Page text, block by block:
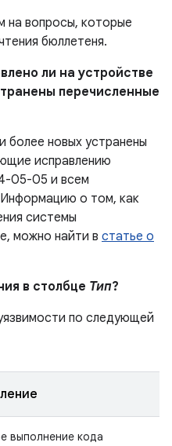
на вопросы, которые
бюллетеня.
ли на устройстве
перечисленные
новых устранены
исправлению
05-05 и всем
о том, как
системы
можно найти в статье о
в столбце Тип?
по следующей
выполнение кода